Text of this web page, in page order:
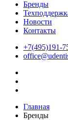
Бренды
Новости
Контакты
+7(495)191-
Главная
Бренды